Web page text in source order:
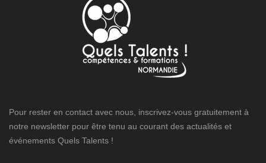
Pour rester en contact avec nous, inscrivez-vous gratuitement à
notre newsletter pour être tenu au courant des actualités et
événements Quels Talents !